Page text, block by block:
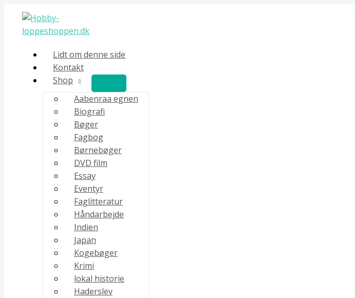
indholdet
Lidt om denne side
Kontakt
Shop
Aabenraa egnen
Biografi
Bøger
Fagbog
Børnebøger
DVD film
Essay
Eventyr
Faglitteratur
Håndarbejde
Indien
Japan
Kogebøger
Krimi
lokal historie
Haderslev